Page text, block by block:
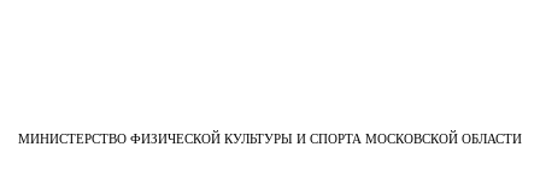
МИНИСТЕРСТВО ФИЗИЧЕСКОЙ КУЛЬТУРЫ И СПОРТА МОСКОВСКОЙ ОБЛАСТИ